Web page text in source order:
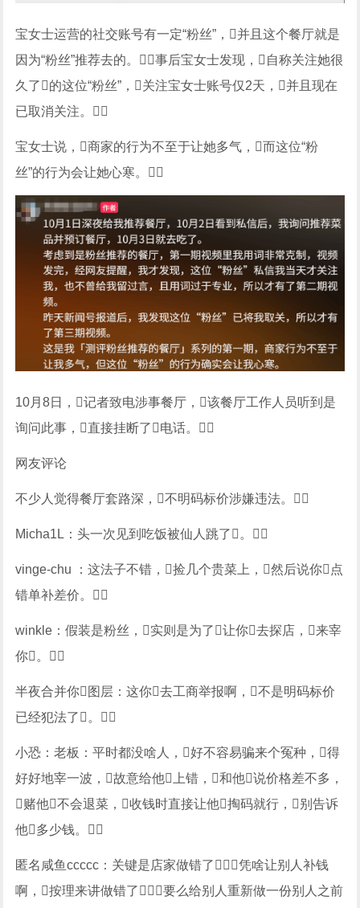
宝女士运营的社交账号有一定“粉丝”，并且这个餐厅就是
因为“粉丝”推荐去的。事后宝女士发现，自称关注她很
久了的这位“粉丝”，关注宝女士账号仅2天，并且现在
已取消关注。
宝女士说，商家的行为不至于让她多气，而这位“粉
丝”的行为会让她心寒。
10月8日，记者致电涉事餐厅，该餐厅工作人员听到是
询问此事，直接挂断了电话。
网友评论
不少人觉得餐厅套路深，不明码标价涉嫌违法。
Micha1L：头一次见到吃饭被仙人跳了。
vinge-chu ：这法子不错，捡几个贵菜上，然后说你点
错单补差价。
winkle：假装是粉丝，实则是为了让你去探店，来宰
你。
半夜合并你图层：这你去工商举报啊，不是明码标价
已经犯法了。
小恐：老板：平时都没啥人，好不容易骗来个冤种，得
好好地宰一波，故意给他上错，和他说价格差不多，
赌他不会退菜，收钱时直接让他掏码就行，别告诉
他多少钱。
匿名咸鱼ccccc：关键是店家做错了，凭啥让别人补钱
啊，按理来讲做错了，要么给别人重新做一份别人之前